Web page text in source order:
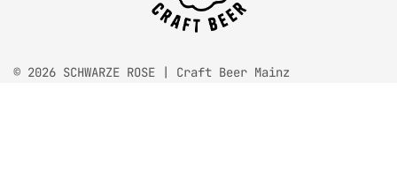
© 2026 SCHWARZE ROSE | Craft Beer Mainz